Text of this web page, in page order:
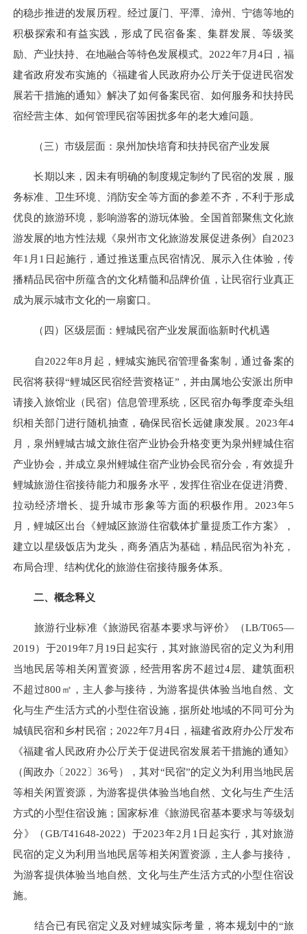
的稳步推进的发展历程。经过厦门、平潭、漳州、宁德等地的
积极探索和有益实践，形成了民宿备案、集群发展、等级奖
励、产业扶持、在地融合等特色发展模式。2022年7月4日，福
建省政府发布实施的《福建省人民政府办公厅关于促进民宿发
展若干措施的通知》解决了如何备案民宿、如何服务和扶持民
宿经营主体、如何管理民宿等困扰多年的老大难问题。
（三）市级层面：泉州加快培育和扶持民宿产业发展
长期以来，因未有明确的制度规定制约了民宿的发展，服
务标准、卫生环境、消防安全等方面的参差不齐，不利于形成
优良的旅游环境，影响游客的游玩体验。全国首部聚焦文化旅
游发展的地方性法规《泉州市文化旅游发展促进条例》自2023
年1月1日起施行，通过推送重点民宿情况、展示入住体验，传
播精品民宿中所蕴含的文化精髓和品牌价值，让民宿行业真正
成为展示城市文化的一扇窗口。
（四）区级层面：鲤城民宿产业发展面临新时代机遇
自2022年8月起，鲤城实施民宿管理备案制，通过备案的
民宿将获得“鲤城区民宿经营资格证”，并由属地公安派出所申
请接入旅馆业（民宿）信息管理系统，区民宿办每季度牵头组
织相关部门进行随机抽查，确保民宿长远健康发展。2023年4
月，泉州鲤城古城文旅住宿产业协会升格变更为泉州鲤城住宿
产业协会，并成立泉州鲤城住宿产业协会民宿分会，有效提升
鲤城旅游住宿接待能力和服务水平，发挥住宿业在促进消费、
拉动经济增长、提升城市形象等方面的积极作用。2023年5
月，鲤城区出台《鲤城区旅游住宿载体扩量提质工作方案》，
建立以星级饭店为龙头，商务酒店为基础，精品民宿为补充，
布局合理、结构优化的旅游住宿接待服务体系。
二、概念释义
旅游行业标准《旅游民宿基本要求与评价》（LB/T065—
2019）于2019年7月19日起实行，其对旅游民宿的定义为利用
当地民居等相关闲置资源，经营用客房不超过4层、建筑面积
不超过800㎡，主人参与接待，为游客提供体验当地自然、文
化与生产生活方式的小型住宿设施，据所处地域的不同可分为
城镇民宿和乡村民宿；2022年7月4日，福建省政府办公厅发布
《福建省人民政府办公厅关于促进民宿发展若干措施的通知》
（闽政办〔2022〕36号），其对“民宿”的定义为利用当地民居
等相关闲置资源，为游客提供体验当地自然、文化与生产生活
方式的小型住宿设施；国家标准《旅游民宿基本要求与等级划
分》（GB/T41648-2022）于2023年2月1日起实行，其对旅游
民宿的定义为利用当地民居等相关闲置资源，主人参与接待，
为游客提供体验当地自然、文化与生产生活方式的小型住宿设
施。
结合已有民宿定义及对鲤城实际考量，将本规划中的“旅